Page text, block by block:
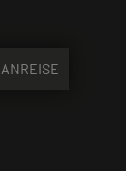
ANREISE